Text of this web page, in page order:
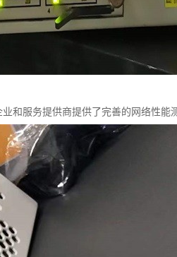
和服务提供商提供了完善的网络性能